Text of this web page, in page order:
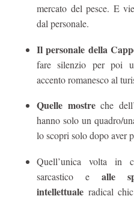
mercato del pesce. E
dal personale.
Il personale della
fare silenzio per poi
accento romanesco al
Quelle mostre che
hanno solo un quadro/
lo scopri solo dopo aver
Quell’unica volta in
sarcastico e alle
intellettuale radical